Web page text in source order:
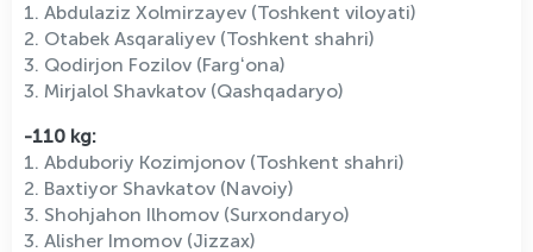
1. Abdulaziz Xolmirzayev (Toshkent viloyati)
2. Otabek Asqaraliyev (Toshkent shahri)
3. Qodirjon Fozilov (Fargʻona)
3. Mirjalol Shavkatov (Qashqadaryo)
-110 kg:
1. Abduboriy Kozimjonov (Toshkent shahri)
2. Baxtiyor Shavkatov (Navoiy)
3. Shohjahon Ilhomov (Surxondaryo)
3. Alisher Imomov (Jizzax)